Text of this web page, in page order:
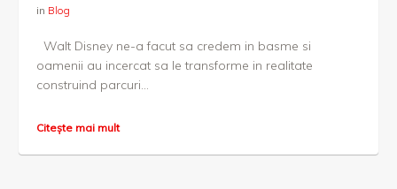
in Blog
Walt Disney ne-a facut sa credem in basme si
oamenii au incercat sa le transforme in realitate
construind parcuri...
Citește mai mult